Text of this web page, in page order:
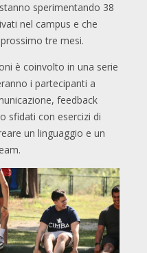
sperimentando 38
nel campus e che
tre mesi.
è coinvolto in una serie
i partecipanti a
feedback
sfidati con esercizi di
un linguaggio e un